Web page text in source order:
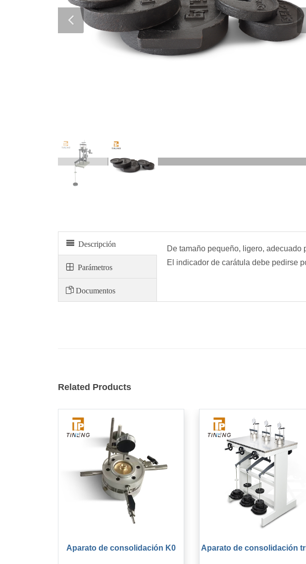
Descripción
Parámetros
Documentos
De tamaño pequeño, ligero, adecuado
El indicador de carátula debe pedirse
Related Products
Aparato de consolidación K0 Aparato de consolidación